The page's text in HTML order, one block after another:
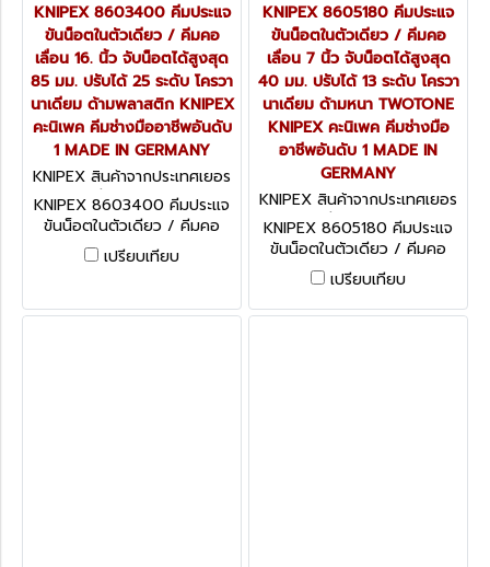
KNIPEX 8603400 คีมประแจ
ขันน็อตในตัวเดียว / คีมคอ
เลื่อน 16. นิ้ว จับน็อตได้สูงสุด
85 มม. ปรับได้ 25 ระดับ โครวา
นาเดียม ด้ามพลาสติก KNIPEX
คะนิเพค คีมช่างมืออาชีพอันดับ
1 MADE IN GERMANY
KNIPEX สินค้าจากประเทศเยอร
มนี 8603400
KNIPEX 8603400 คีมประแจ
ขันน็อตในตัวเดียว / คีมคอ
เลื่อน 16. นิ้ว จับน็อตได้สูงสุด
85 มม. ปรับได้ 25 ระดับ โครวา
คะนิเพค คีมช่างมืออาชีพอันดับ
เปรียบเทียบ
KNIPEX 8605180 คีมประแจ
ขันน็อตในตัวเดียว / คีมคอ
เลื่อน 7 นิ้ว จับน็อตได้สูงสุด
40 มม. ปรับได้ 13 ระดับ โครวา
นาเดียม ด้ามหนา TWOTONE
KNIPEX คะนิเพค คีมช่างมือ
อาชีพอันดับ 1 MADE IN
GERMANY
KNIPEX สินค้าจากประเทศเยอร
มนี 8605180
KNIPEX 8605180 คีมประแจ
ขันน็อตในตัวเดียว / คีมคอ
เลื่อน 7 นิ้ว จับน็อตได้สูงสุด
40 มม. ปรับได้ 13 ระดับ โครวา
นาเดียม ด้ามหนา TWOTONE
เปรียบเทียบ